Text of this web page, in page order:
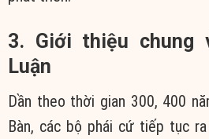
3. Giới thiệu chung
Luận
Dần theo thời gian 300, 400
Bàn, các bộ phái cứ tiếp tục